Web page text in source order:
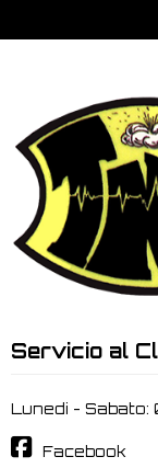
Servicio al
Lunedi - Sabato:
Facebook